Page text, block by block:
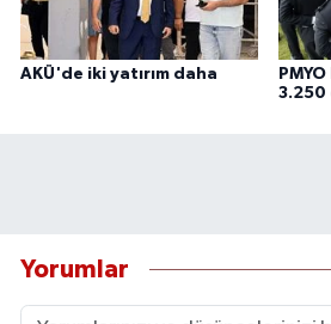
AKÜ'de iki yatırım daha
3.250
Yorumlar